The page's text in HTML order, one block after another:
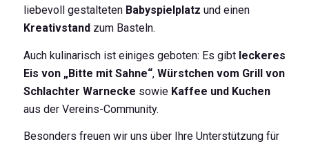
liebevoll gestalteten Babyspielplatz und einen
Kreativstand zum Basteln.
Auch kulinarisch ist einiges geboten: Es gibt leckeres
Eis von „Bitte mit Sahne“, Würstchen vom Grill von
Schlachter Warnecke sowie Kaffee und Kuchen
aus der Vereins-Community.
Besonders freuen wir uns über Ihre Unterstützung für